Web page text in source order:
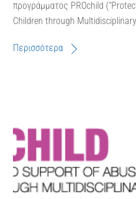
προγράμματος PROchild
Children through
Περισσότερα